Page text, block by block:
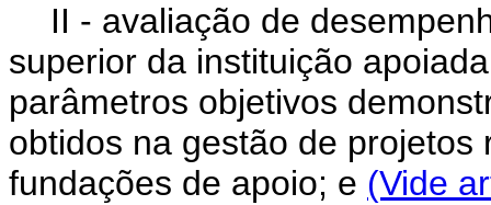
II - avaliação de
superior da instituição
parâmetros objetivos
obtidos na gestão de
fundações de apoio; e (Vide